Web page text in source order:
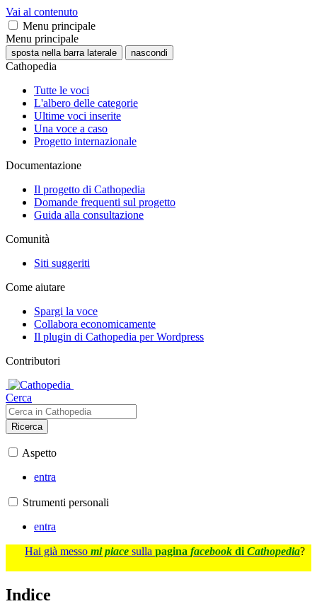
Vai al contenuto
Menu principale
Menu principale
sposta nella barra laterale nascondi
Cathopedia
Tutte le voci
L'albero delle categorie
Ultime voci inserite
Una voce a caso
Progetto internazionale
Documentazione
Il progetto di Cathopedia
Domande frequenti sul progetto
Guida alla consultazione
Comunità
Siti suggeriti
Come aiutare
Spargi la voce
Collabora economicamente
Il plugin di Cathopedia per Wordpress
Contributori
Cerca
Ricerca
Aspetto
entra
Strumenti personali
entra
Hai già messo mi piace sulla pagina facebook di Cathopedia?
Indice